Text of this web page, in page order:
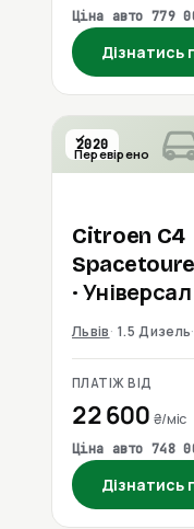
Ціна авто 779
Дізнатись
2020
Перевірено
Citroen C4
· Універсал
Львів 1.5 Дизель
ПЛАТІЖ ВІД
22 600 ₴/міс
Ціна авто 748
Дізнатись